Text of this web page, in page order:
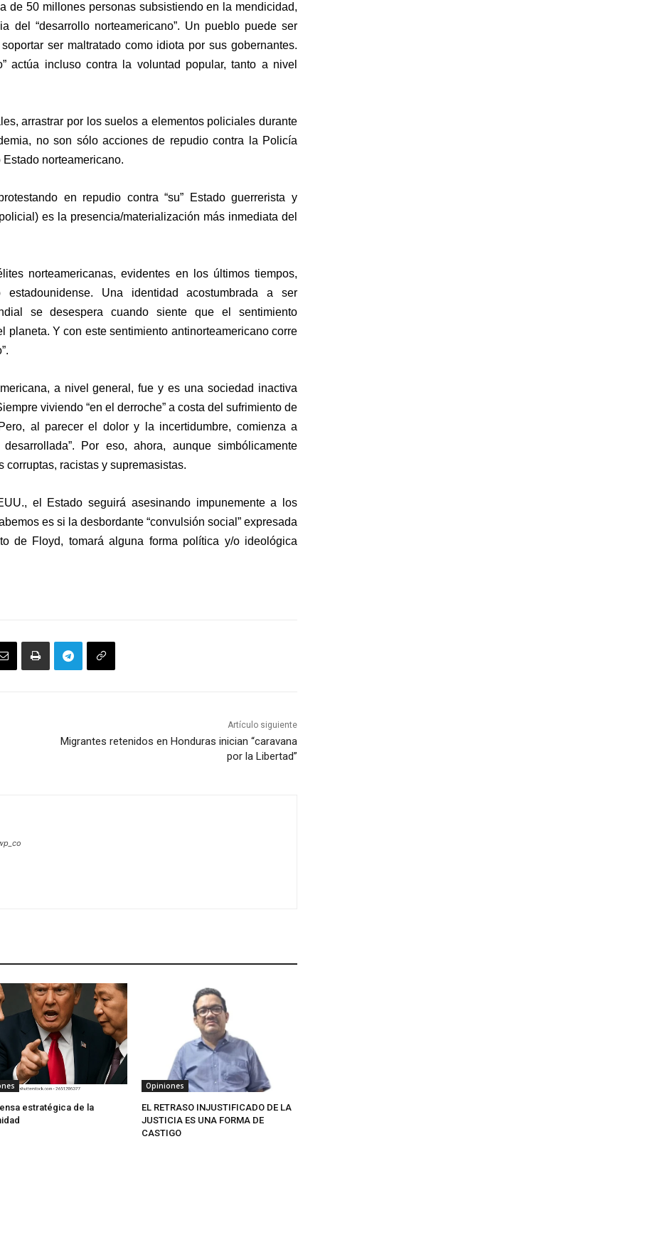
de 50 millones personas subsistiendo en la mendicidad,
del “desarrollo norteamericano”. Un pueblo puede ser
ser maltratado como idiota por sus gobernantes.
actúa incluso contra la voluntad popular, tanto a nivel
arrastrar por los suelos a elementos policiales durante
no son sólo acciones de repudio contra la Policía
norteamericano.
en repudio contra “su” Estado guerrerista y
es la presencia/materialización más inmediata del
norteamericanas, evidentes en los últimos tiempos,
Una identidad acostumbrada a ser
se desespera cuando siente que el sentimiento
planeta. Y con este sentimiento antinorteamericano corre
a nivel general, fue y es una sociedad inactiva
viviendo “en el derroche” a costa del sufrimiento de
al parecer el dolor y la incertidumbre, comienza a
Por eso, ahora, aunque simbólicamente
racistas y supremasistas.
el Estado seguirá asesinando impunemente a los
es si la desbordante “convulsión social” expresada
de Floyd, tomará alguna forma política y/o ideológica
Artículo siguiente
Migrantes retenidos en Honduras inician “caravana
por la Libertad”
estratégica de la
Opiniones
EL RETRASO INJUSTIFICADO DE LA
JUSTICIA ES UNA FORMA DE
CASTIGO